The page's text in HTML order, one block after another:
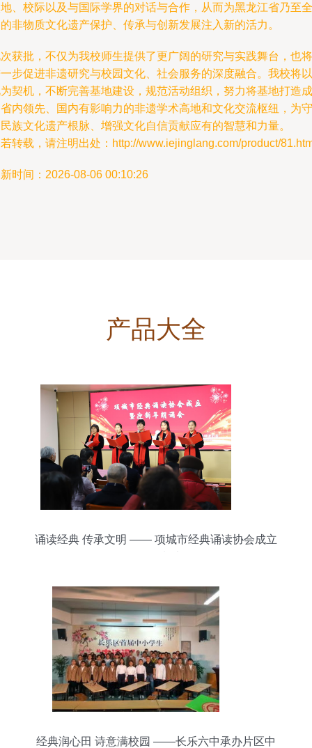
、校际以及与国际学界的对话与合作，从而为黑龙江省乃至全
非物质文化遗产保护、传承与创新发展注入新的活力。
获批，不仅为我校师生提供了更广阔的研究与实践舞台，也将
步促进非遗研究与校园文化、社会服务的深度融合。我校将以
契机，不断完善基地建设，规范活动组织，努力将基地打造成
内领先、国内有影响力的非遗学术高地和文化交流枢纽，为守
族文化遗产根脉、增强文化自信贡献应有的智慧和力量。
转载，请注明出处：http://www.iejinglang.com/product/
时间：2026-08-06 00:10:26
产品大全
诵读经典 传承文明 —— 项城市经典诵读协会成立
经典润心田 诗意满校园 ——长乐六中承办片区中